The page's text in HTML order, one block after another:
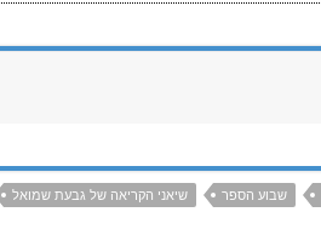
שבוע הספר שיאני הקריאה של גבעת שמואל